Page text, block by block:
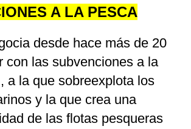
A LA PESCA
desde hace más de 20
con las subvenciones a la
a la que sobreexplota los
y la que crea una
de las flotas pesqueras